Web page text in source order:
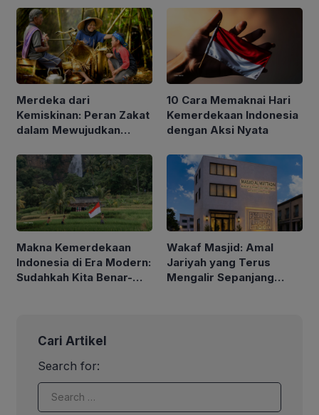
Kehidupan Sehari-hari
Merdeka dari
Kemiskinan: Peran Zakat
dalam Mewujudkan
Sejahtera
10 Cara Memaknai Hari
Kemerdekaan Indonesia
dengan Aksi Nyata
Makna Kemerdekaan
Indonesia di Era Modern:
Sudahkah Kita Benar-
Wakaf Masjid: Amal
Jariyah yang Terus
Mengalir Sepanjang
Cari Artikel
Search for: